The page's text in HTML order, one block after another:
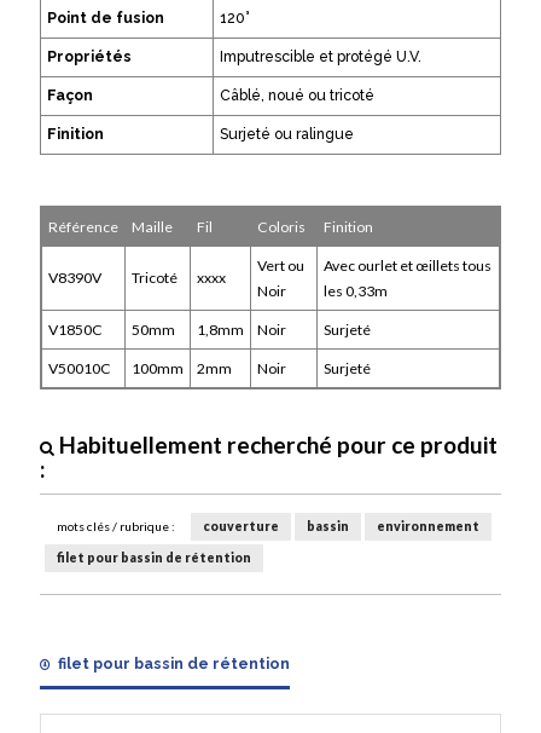
Point de fusion 120°
Propriétés Imputrescible et protégé U.V.
Façon Câblé, noué ou tricoté
Finition Surjeté ou ralingue
Référence Maille Fil Coloris Finition
V8390V Tricoté xxxx
Vert ou
Noir
Avec ourlet et œillets tous
les 0,33m
V1850C 50mm 1,8mm Noir Surjeté
V50010C 100mm 2mm Noir Surjeté
Habituellement recherché pour ce produit
:
mots clés / rubrique : couverture bassin environnement
filet pour bassin de rétention
filet pour bassin de rétention